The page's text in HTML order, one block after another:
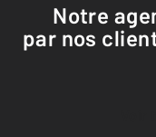
Notre
par nos